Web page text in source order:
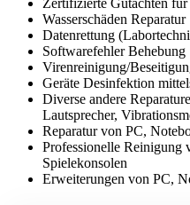
Zertifizierte Gutachten
Wasserschäden Reparatur
Datenrettung
Softwarefehler Behebung
Virenreinigung/
Geräte Desinfektion
Diverse andere
Lautsprecher,
Reparatur von PC,
Professionelle Reinigung
Spielekonsolen
Erweiterungen von PC,